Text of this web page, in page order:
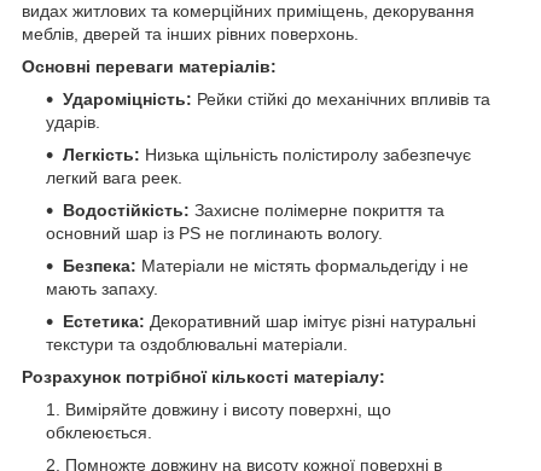
видах житлових та комерційних приміщень, декорування
меблів, дверей та інших рівних поверхонь.
Основні переваги матеріалів:
Удароміцність: Рейки стійкі до механічних впливів та
ударів.
Легкість: Низька щільність полістиролу забезпечує
легкий вага реек.
Водостійкість: Захисне полімерне покриття та
основний шар із PS не поглинають вологу.
Безпека: Матеріали не містять формальдегіду і не
мають запаху.
Естетика: Декоративний шар імітує різні натуральні
текстури та оздоблювальні матеріали.
Розрахунок потрібної кількості матеріалу:
Виміряйте довжину і висоту поверхні, що
обклеюється.
Помножте довжину на висоту кожної поверхні в